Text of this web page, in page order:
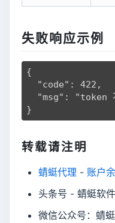
失败响应示例
{
}
转载请注明
蜻蜓代理 - 账户
头条号 - 蜻蜓软件
微信公众号：蜻